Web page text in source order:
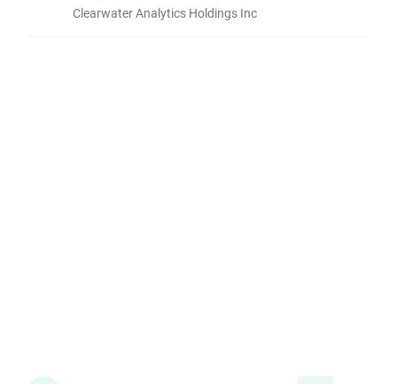
Clearwater Analytics Holdings Inc